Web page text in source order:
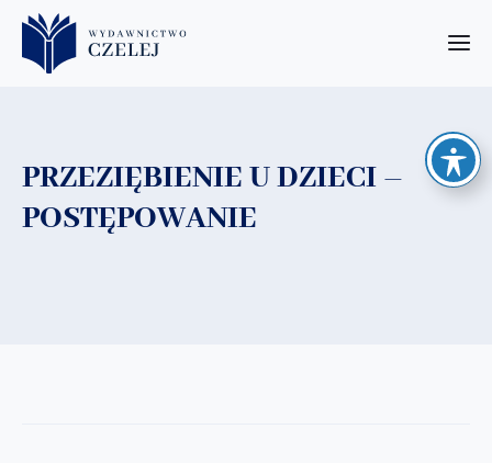
PRZEZIĘBIENIE U DZIECI –
POSTĘPOWANIE